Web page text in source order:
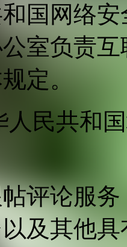
和国网络
室负责
定。
人民共和
评论服
及其他